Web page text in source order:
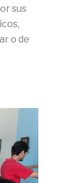
sus
o de